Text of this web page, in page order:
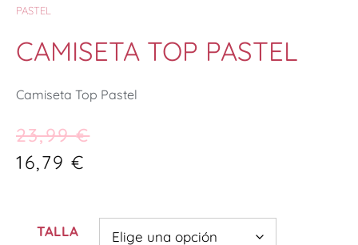
PASTEL
CAMISETA TOP PASTEL
Camiseta Top Pastel
23,99€
16,79€
TALLA